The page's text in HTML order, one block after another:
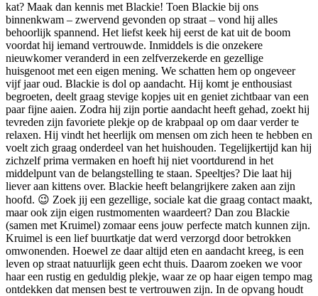
kat? Maak dan kennis met Blackie! Toen Blackie bij ons
binnenkwam – zwervend gevonden op straat – vond hij alles
behoorlijk spannend. Het liefst keek hij eerst de kat uit de boom
voordat hij iemand vertrouwde. Inmiddels is die onzekere
nieuwkomer veranderd in een zelfverzekerde en gezellige
huisgenoot met een eigen mening. We schatten hem op ongeveer
vijf jaar oud. Blackie is dol op aandacht. Hij komt je enthousiast
begroeten, deelt graag stevige kopjes uit en geniet zichtbaar van een
paar fijne aaien. Zodra hij zijn portie aandacht heeft gehad, zoekt hij
tevreden zijn favoriete plekje op de krabpaal op om daar verder te
relaxen. Hij vindt het heerlijk om mensen om zich heen te hebben en
voelt zich graag onderdeel van het huishouden. Tegelijkertijd kan hij
zichzelf prima vermaken en hoeft hij niet voortdurend in het
middelpunt van de belangstelling te staan. Speeltjes? Die laat hij
liever aan kittens over. Blackie heeft belangrijkere zaken aan zijn
hoofd. 😉 Zoek jij een gezellige, sociale kat die graag contact maakt,
maar ook zijn eigen rustmomenten waardeert? Dan zou Blackie
(samen met Kruimel) zomaar eens jouw perfecte match kunnen zijn.
Kruimel is een lief buurtkatje dat werd verzorgd door betrokken
omwonenden. Hoewel ze daar altijd eten en aandacht kreeg, is een
leven op straat natuurlijk geen echt thuis. Daarom zoeken we voor
haar een rustig en geduldig plekje, waar ze op haar eigen tempo mag
ontdekken dat mensen best te vertrouwen zijn. In de opvang houdt